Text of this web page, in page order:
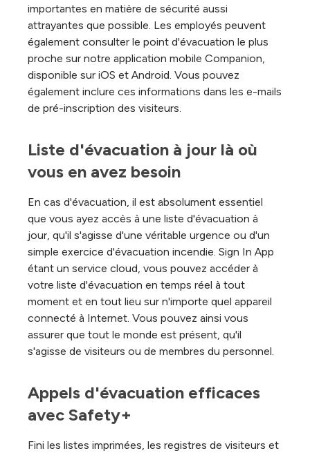
importantes en matière de sécurité aussi
attrayantes que possible. Les employés peuvent
également consulter le point d'évacuation le plus
proche sur notre application mobile Companion,
disponible sur iOS et Android. Vous pouvez
également inclure ces informations dans les e-mails
de pré-inscription des visiteurs.
Liste d'évacuation à jour là où
vous en avez besoin
En cas d'évacuation, il est absolument essentiel
que vous ayez accès à une liste d'évacuation à
jour, qu'il s'agisse d'une véritable urgence ou d'un
simple exercice d'évacuation incendie. Sign In App
étant un service cloud, vous pouvez accéder à
votre liste d'évacuation en temps réel à tout
moment et en tout lieu sur n'importe quel appareil
connecté à Internet. Vous pouvez ainsi vous
assurer que tout le monde est présent, qu'il
s'agisse de visiteurs ou de membres du personnel.
Appels d'évacuation efficaces
avec Safety+
Fini les listes imprimées, les registres de visiteurs et